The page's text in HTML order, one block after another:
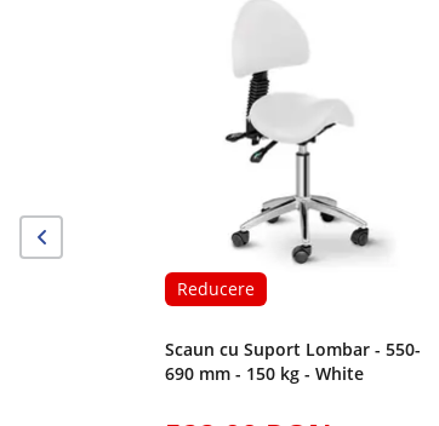
Reducere
Scaun cu Suport Lombar - 550-
690 mm - 150 kg - White